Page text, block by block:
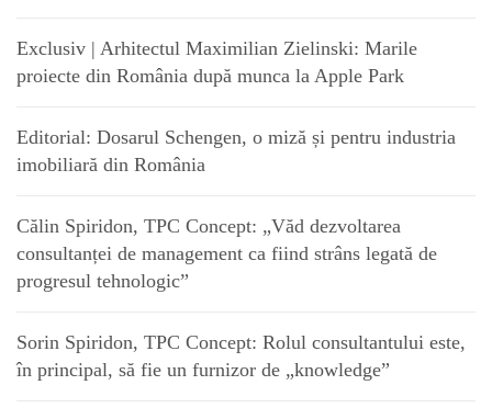
Exclusiv | Arhitectul Maximilian Zielinski: Marile
proiecte din România după munca la Apple Park
Editorial: Dosarul Schengen, o miză și pentru industria
imobiliară din România
Călin Spiridon, TPC Concept: „Văd dezvoltarea
consultanței de management ca fiind strâns legată de
progresul tehnologic”
Sorin Spiridon, TPC Concept: Rolul consultantului este,
în principal, să fie un furnizor de „knowledge”